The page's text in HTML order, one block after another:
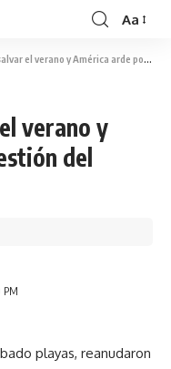
Aa
y América arde por la gestión del coronavirus
verano y
del
PM
playas, reanudaron